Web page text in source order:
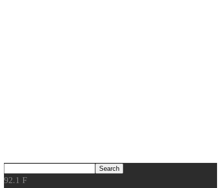
92.1 F